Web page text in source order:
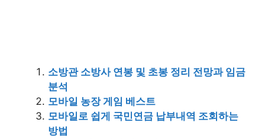
소방관 소방사 연봉 및 초봉 정리 전망과 임금
분석
모바일 농장 게임 베스트
모바일로 쉽게 국민연금 납부내역 조회하는
방법